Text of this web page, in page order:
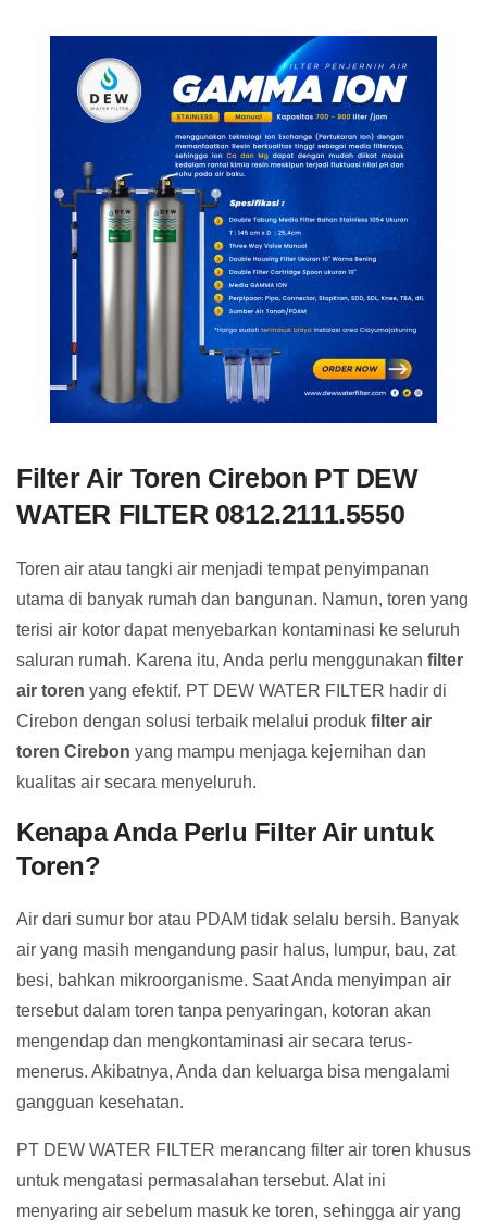
Filter Air Toren Cirebon PT DEW
WATER FILTER 0812.2111.5550
Toren air atau tangki air menjadi tempat penyimpanan
utama di banyak rumah dan bangunan. Namun, toren yang
terisi air kotor dapat menyebarkan kontaminasi ke seluruh
saluran rumah. Karena itu, Anda perlu menggunakan filter
air toren yang efektif. PT DEW WATER FILTER hadir di
Cirebon dengan solusi terbaik melalui produk filter air
toren Cirebon yang mampu menjaga kejernihan dan
kualitas air secara menyeluruh.
Kenapa Anda Perlu Filter Air untuk
Toren?
Air dari sumur bor atau PDAM tidak selalu bersih. Banyak
air yang masih mengandung pasir halus, lumpur, bau, zat
besi, bahkan mikroorganisme. Saat Anda menyimpan air
tersebut dalam toren tanpa penyaringan, kotoran akan
mengendap dan mengkontaminasi air secara terus-
menerus. Akibatnya, Anda dan keluarga bisa mengalami
gangguan kesehatan.
PT DEW WATER FILTER merancang filter air toren khusus
untuk mengatasi permasalahan tersebut. Alat ini
menyaring air sebelum masuk ke toren, sehingga air yang